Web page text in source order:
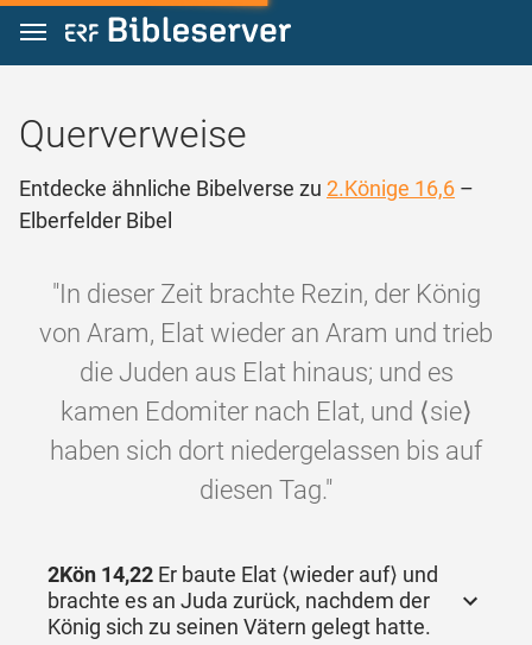
Zum Inhalt springen
Querverweise
Entdecke ähnliche Bibelverse zu 2.Könige 16,6 –
Elberfelder Bibel
"In dieser Zeit brachte Rezin, der König
von Aram, Elat wieder an Aram und trieb
die Juden aus Elat hinaus; und es
kamen Edomiter nach Elat, und ⟨sie⟩
haben sich dort niedergelassen bis auf
diesen Tag."
2Kön 14,22 Er baute Elat ⟨wieder auf⟩ und
brachte es an Juda zurück, nachdem der
König sich zu seinen Vätern gelegt hatte.